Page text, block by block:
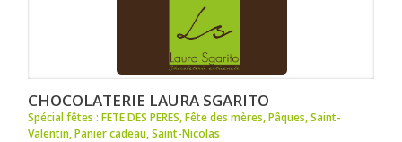
CHOCOLATERIE LAURA SGARITO
Spécial fêtes : FETE DES PERES,Fête des mères,Pâques,Saint-
Valentin,Panier cadeau,Saint-Nicolas